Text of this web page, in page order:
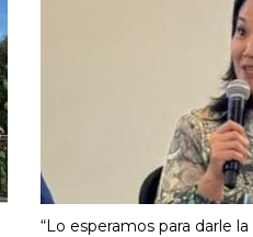
“Lo esperamos para darle